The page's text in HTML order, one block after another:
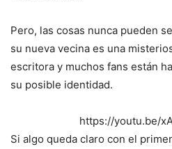
Pero, las cosas nunca pueden
su nueva vecina es una
escritora y muchos fans están
su posible identidad.
https://youtu.be/
Si algo queda claro con el